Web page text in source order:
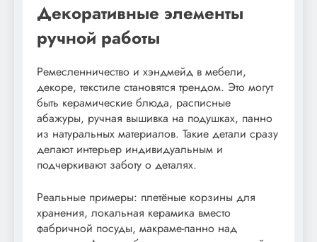
Декоративные элементы
ручной работы
Ремесленничество и хэндмейд в мебели,
декоре, текстиле становятся трендом. Это могут
быть керамические блюда, расписные
абажуры, ручная вышивка на подушках, панно
из натуральных материалов. Такие детали сразу
делают интерьер индивидуальным и
подчеркивают заботу о деталях.
Реальные примеры: плетёные корзины для
хранения, локальная керамика вместо
фабричной посуды, макраме-панно над